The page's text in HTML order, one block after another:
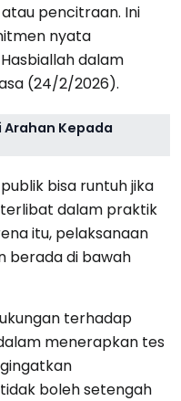
pencitraan. Ini
nyata
dalam
(24/2/2026).
Arahan Kepada
bisa runtuh jika
dalam praktik
itu, pelaksanaan
berada di bawah
terhadap
menerapkan tes
boleh setengah